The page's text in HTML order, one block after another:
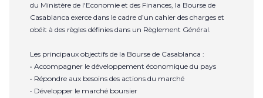
du Ministère de l'Economie et des Finances, la Bourse de
Casablanca exerce dans le cadre d’un cahier des charges et
obéit à des règles définies dans un Règlement Général.
Les principaux objectifs de la Bourse de Casablanca :
• Accompagner le développement économique du pays
• Répondre aux besoins des actions du marché
• Développer le marché boursier